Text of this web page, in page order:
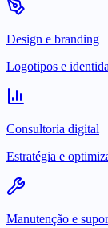
Design e branding
Logotipos e
Consultoria digital
Estratégia e
Manutenção e